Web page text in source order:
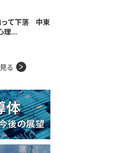
って下落 中東
理...
る